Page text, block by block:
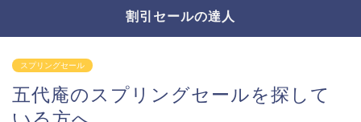
割引セールの達人
スプリングセール
五代庵のスプリングセールを探して